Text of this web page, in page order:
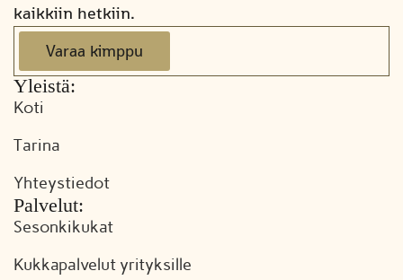
Varaa kimppu
kaikkiin hetkiin.
Yleistä:
Koti
Tarina
Yhteystiedot
Palvelut:
Sesonkikukat
Kukkapalvelut yrityksille